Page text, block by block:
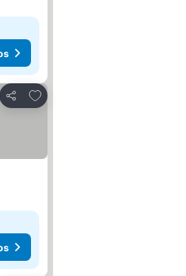
Partilhar
Adicionar aos favoritos